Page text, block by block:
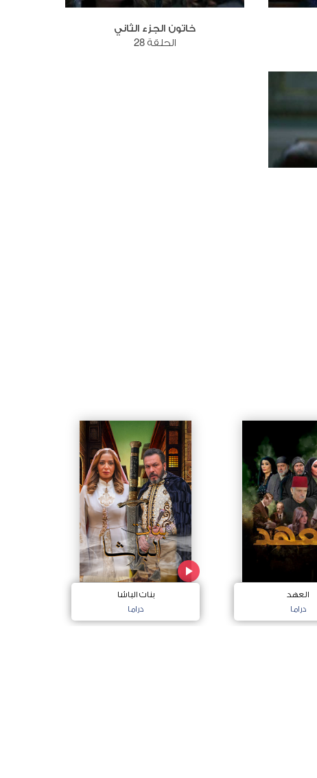
خاتون الجزء الثاني
الحلقة 28
العهد
دراما
بنات الباشا
دراما